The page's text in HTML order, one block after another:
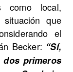
como local,
que
el
Becker: “Sí,
primeros